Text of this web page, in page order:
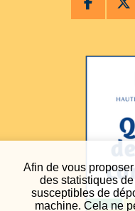
Afin de vous
des statistiques
susceptibles de
machine. Cela ne